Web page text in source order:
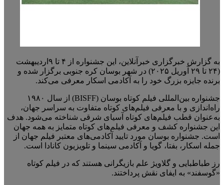
به گزارش خبرگزاری خبرآنلاین، این جشنواره از ۴ تا ۹اردیبهشت
(۲۴ تا ۲۹ آوریل ۲۰۲۵) در شهر بوسان کره جنوبی برگزار شده و
برنده جایزه بزرگ خود را به آکادمی اسکار معرفی می‌کند.
جشنواره بین‌المللی فیلم کوتاه بوسان (BISFF) از سال ۱۹۸۰
راه‌اندازی و با معرفی فیلم‌های کوتاه متفاوت به سراسر جهان،
به‌عنوان قطب فیلم‌های کوتاه آسیای شرقی شناخته می‌شود. هدف
این جشنواره کشف و معرفی فیلم‌های کوتاه متمایز به همه جهان
است. جشنواره بوسان مورد تایید آکادمی‌های معتبر فیلم جهان از
جمله اسکار، بفتا، گویا و آکادمی سینما و تلویزیون کانادا است.
رز طباطبایی و گلاویژ علم بازیگرانی هستند که در فیلم کوتاه
«گوسفند» به ایفای نقش پرداختند.